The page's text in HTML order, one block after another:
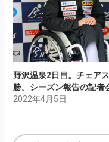
野沢温泉2日目。チェア
勝。シーズン報告の記者
2022年4月5日